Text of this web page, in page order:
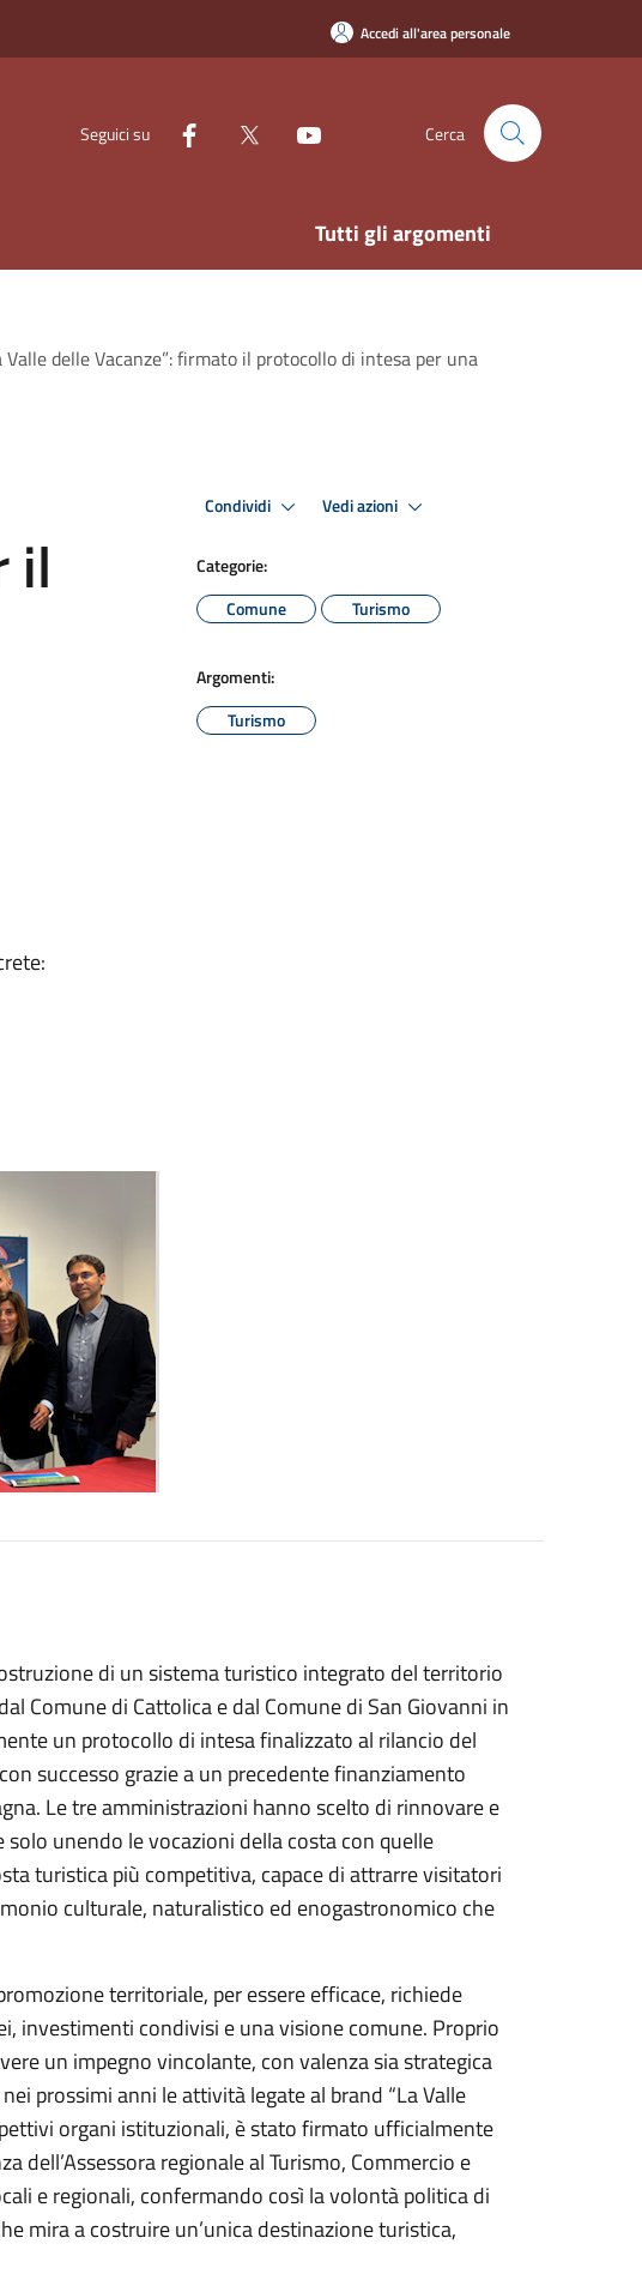
Accedi all'area personale
Seguici su Cerca
Tutti gli argomenti
delle Vacanze”: firmato il protocollo di intesa per una
il
Condividi Vedi azioni
Categorie:
Comune
Turismo
Argomenti:
Turismo
di un sistema turistico integrato del territorio
Comune di Cattolica e dal Comune di San Giovanni in
un protocollo di intesa finalizzato al rilancio del
successo grazie a un precedente finanziamento
Le tre amministrazioni hanno scelto di rinnovare e
unendo le vocazioni della costa con quelle
turistica più competitiva, capace di attrarre visitatori
culturale, naturalistico ed enogastronomico che
territoriale, per essere efficace, richiede
investimenti condivisi e una visione comune. Proprio
un impegno vincolante, con valenza sia strategica
prossimi anni le attività legate al brand “La Valle
organi istituzionali, è stato firmato ufficialmente
dell’Assessora regionale al Turismo, Commercio e
e regionali, confermando così la volontà politica di
mira a costruire un’unica destinazione turistica,